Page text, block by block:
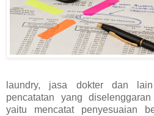
laundry, jasa dokter dan
pencatatan yang
yaitu mencatat penyesuaian